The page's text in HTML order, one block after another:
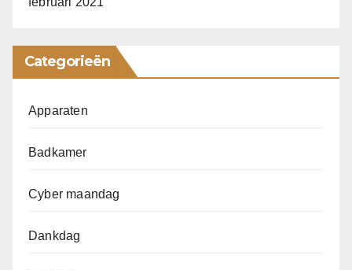
Categorieën
Apparaten
Badkamer
Cyber maandag
Dankdag